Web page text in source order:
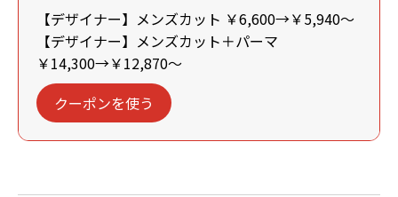
【デザイナー】メンズカット ￥6,600→￥5,940～
【デザイナー】メンズカット＋パーマ
￥14,300→￥12,870～
クーポンを使う